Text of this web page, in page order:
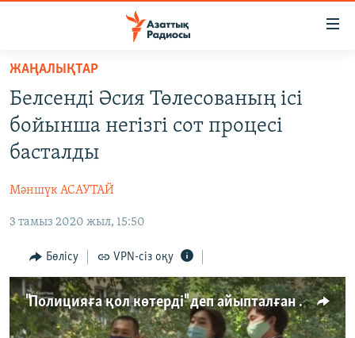
Skip
main
content
Skip
main
Navigation
Skip
Search
САЯСАТ
AZATTYQTV
АДАМ ҚҰҚЫҚТАРЫ
ӘЛЕУМЕТ
ӘЛЕМ
АРНАЙЫ ЖОБАЛАР
Русский
ЖАҢАЛЫҚТАР
Белсенді Әсия Төлесованың ісі
бойынша негізгі сот процесі
басталды
Мәншүк АСАУТАЙ
3 тамыз 2020 жыл, 15:50
Бөлісу VPN-сіз оқу
"Полицияға қол көтерді" деп айыпталған белсенді Төлесова сотта судьяға сенімсіздік танытты